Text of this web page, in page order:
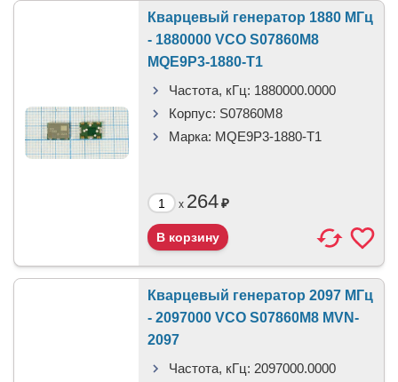
Кварцевый генератор 1880 МГц
- 1880000 VCO S07860M8
MQE9P3-1880-T1
Частота, кГц: 1880000.0000
Корпус: S07860M8
Марка: MQE9P3-1880-T1
x 264₽
Кварцевый генератор 2097 МГц
- 2097000 VCO S07860M8 MVN-
2097
Частота, кГц: 2097000.0000